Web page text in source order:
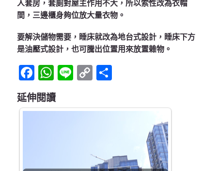
人套房，套廁對屋主作用不大，所以索性改為衣帽
間，三邊櫃身夠位放大量衣物。
要解決儲物需要，睡床就改為地台式設計，睡床下方
是油壓式設計，也可騰出位置用來放置雜物。
Facebook
WhatsApp
LineCopy
延伸閱讀